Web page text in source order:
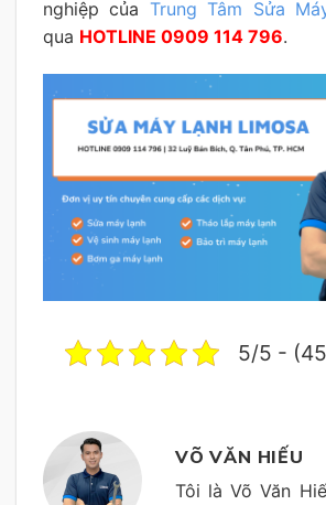
nghiệp của Trung Tâm Sửa
qua HOTLINE 0909 114 796.
5/5 -
VÕ VĂN HIẾU
Tôi là Võ Văn